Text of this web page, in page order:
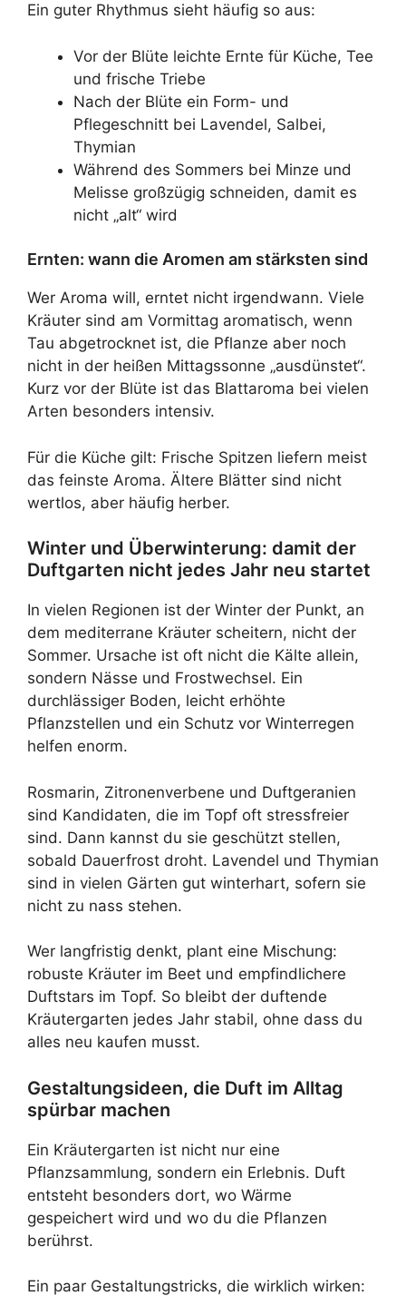
Ein guter Rhythmus sieht häufig so aus:
Vor der Blüte leichte Ernte für Küche, Tee
und frische Triebe
Nach der Blüte ein Form- und
Pflegeschnitt bei Lavendel, Salbei,
Thymian
Während des Sommers bei Minze und
Melisse großzügig schneiden, damit es
nicht „alt“ wird
Ernten: wann die Aromen am stärksten sind
Wer Aroma will, erntet nicht irgendwann. Viele
Kräuter sind am Vormittag aromatisch, wenn
Tau abgetrocknet ist, die Pflanze aber noch
nicht in der heißen Mittagssonne „ausdünstet“.
Kurz vor der Blüte ist das Blattaroma bei vielen
Arten besonders intensiv.
Für die Küche gilt: Frische Spitzen liefern meist
das feinste Aroma. Ältere Blätter sind nicht
wertlos, aber häufig herber.
Winter und Überwinterung: damit der
Duftgarten nicht jedes Jahr neu startet
In vielen Regionen ist der Winter der Punkt, an
dem mediterrane Kräuter scheitern, nicht der
Sommer. Ursache ist oft nicht die Kälte allein,
sondern Nässe und Frostwechsel. Ein
durchlässiger Boden, leicht erhöhte
Pflanzstellen und ein Schutz vor Winterregen
helfen enorm.
Rosmarin, Zitronenverbene und Duftgeranien
sind Kandidaten, die im Topf oft stressfreier
sind. Dann kannst du sie geschützt stellen,
sobald Dauerfrost droht. Lavendel und Thymian
sind in vielen Gärten gut winterhart, sofern sie
nicht zu nass stehen.
Wer langfristig denkt, plant eine Mischung:
robuste Kräuter im Beet und empfindlichere
Duftstars im Topf. So bleibt der duftende
Kräutergarten jedes Jahr stabil, ohne dass du
alles neu kaufen musst.
Gestaltungsideen, die Duft im Alltag
spürbar machen
Ein Kräutergarten ist nicht nur eine
Pflanzsammlung, sondern ein Erlebnis. Duft
entsteht besonders dort, wo Wärme
gespeichert wird und wo du die Pflanzen
berührst.
Ein paar Gestaltungstricks, die wirklich wirken: